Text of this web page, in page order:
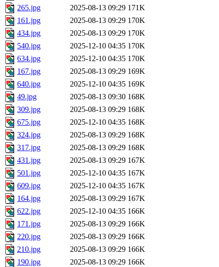
265.jpg
2025-08-13 09:29 171K
161.jpg
2025-08-13 09:29 170K
434.jpg
2025-08-13 09:29 170K
540.jpg
2025-12-10 04:35 170K
634.jpg
2025-12-10 04:35 170K
167.jpg
2025-08-13 09:29 169K
640.jpg
2025-12-10 04:35 169K
49.jpg
2025-08-13 09:30 168K
309.jpg
2025-08-13 09:29 168K
675.jpg
2025-12-10 04:35 168K
324.jpg
2025-08-13 09:29 168K
317.jpg
2025-08-13 09:29 168K
431.jpg
2025-08-13 09:29 167K
501.jpg
2025-12-10 04:35 167K
609.jpg
2025-12-10 04:35 167K
164.jpg
2025-08-13 09:29 167K
622.jpg
2025-12-10 04:35 166K
171.jpg
2025-08-13 09:29 166K
220.jpg
2025-08-13 09:29 166K
210.jpg
2025-08-13 09:29 166K
190.jpg
2025-08-13 09:29 166K